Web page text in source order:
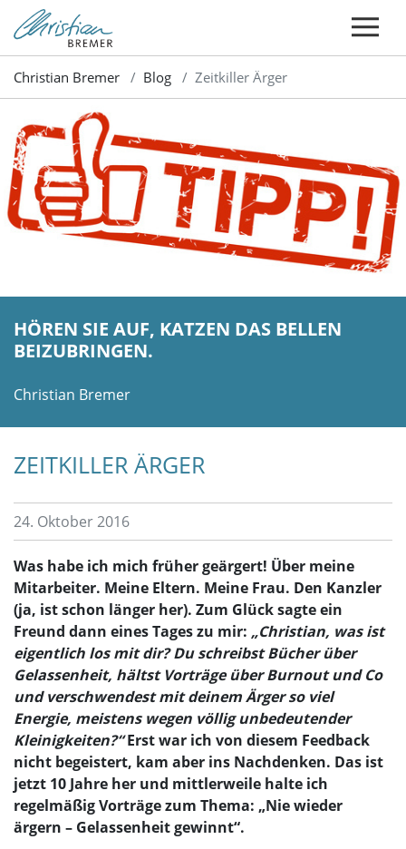
Christian Bremer Blog Zeitkiller Ärger
HÖREN SIE AUF, KATZEN DAS BELLEN
BEIZUBRINGEN.
Christian Bremer
ZEITKILLER ÄRGER
24. Oktober 2016
Was habe ich mich früher geärgert! Über meine
Mitarbeiter. Meine Eltern. Meine Frau. Den Kanzler
(ja, ist schon länger her). Zum Glück sagte ein
Freund dann eines Tages zu mir: „Christian, was ist
eigentlich los mit dir? Du schreibst Bücher über
Gelassenheit, hältst Vorträge über Burnout und Co
und verschwendest mit deinem Ärger so viel
Energie, meistens wegen völlig unbedeutender
Kleinigkeiten?“Erst war ich von diesem Feedback
nicht begeistert, kam aber ins Nachdenken. Das ist
jetzt 10 Jahre her und mittlerweile halte ich
regelmäßig Vorträge zum Thema: „Nie wieder
ärgern – Gelassenheit gewinnt“.